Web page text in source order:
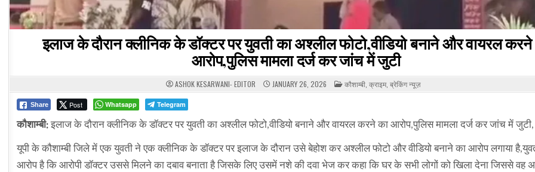
इलाज के दौरान क्लीनिक के डॉक्टर पर युवती का अश्लील फोटो,वीडियो बनाने और वायरल
आरोप,पुलिस मामला दर्ज कर जांच में जुटी
ASHOK KESARWANI- EDITOR JANUARY 26, 2026 POSTED
IN
कौशाम्बी, क्राइम, ब्रेकिंग न्यूज़
Share Post Whatsapp Telegram
कौशाम्बी:इलाज के दौरान क्लीनिक के डॉक्टर पर युवती का अश्लील फोटो,वीडियो बनाने और वायरल करने का आरोप,पुलिस मामला दर्ज कर जांच में जुटी,
यूपी के कौशाम्बी जिले में एक युवती ने एक क्लीनिक के डॉक्टर पर इलाज के दौरान उसे बेहोश कर अश्लील फोटो और वीडियो बनाने का आरोप लगाया
आरोप है कि आरोपी डॉक्टर उससे मिलने का दबाव बनाता है जिसके लिए उसमें नशे की दवा भेज कर कहा कि घर के सभी लोगों को खिला देना जिससे वह